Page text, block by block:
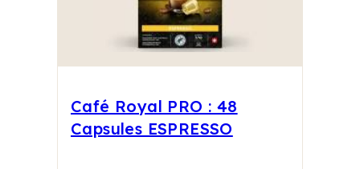
Café Royal PRO : 48
Capsules ESPRESSO